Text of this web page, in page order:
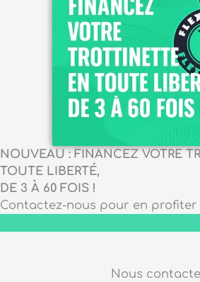
NOUVEAU : FINANCEZ VOTRE
TOUTE LIBERTÉ,
DE 3 À 60 FOIS !
Contactez-nous pour en profiter
Nous